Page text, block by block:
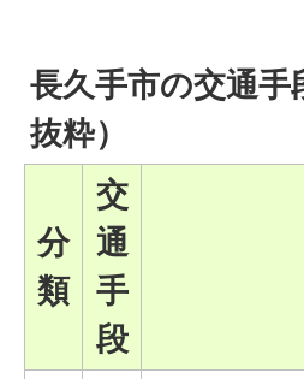
長久手市の交通手
抜粋）
分
類
交
通
手
段